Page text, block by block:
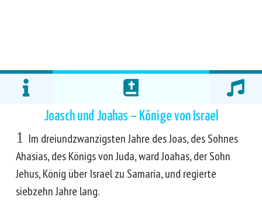
Joasch und Joahas – Könige von Israel
1 Im dreiundzwanzigsten Jahre des Joas, des Sohnes
Ahasias, des Königs von Juda, ward Joahas, der Sohn
Jehus, König über Israel zu Samaria, und regierte
siebzehn Jahre lang.